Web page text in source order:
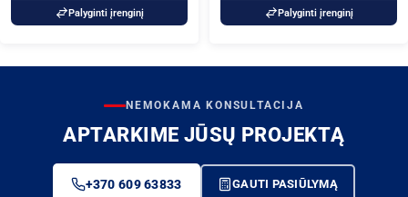
Palyginti įrenginį Palyginti įrenginį
NEMOKAMA KONSULTACIJA
APTARKIME JŪSŲ PROJEKTĄ
+370 609 63833 GAUTI PASIŪLYMĄ